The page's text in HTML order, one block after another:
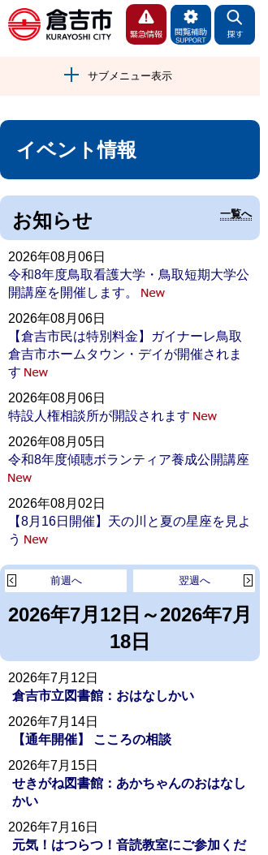
サブメニュー表示
イベント情報
お知らせ 一覧へ
2026年08月06日
令和8年度鳥取看護大学・鳥取短期大学公
開講座を開催します。
2026年08月06日
【倉吉市民は特別料金】ガイナーレ鳥取
倉吉市ホームタウン・デイが開催されま
す
2026年08月06日
特設人権相談所が開設されます
2026年08月05日
令和8年度傾聴ボランティア養成公開講座
2026年08月02日
【8月16日開催】天の川と夏の星座を見よ
う
2026年7月12日～2026年7月
18日
翌週へ
前週へ
2026年7月12日
倉吉市立図書館：おはなしかい
2026年7月14日
【通年開催】 こころの相談
2026年7月15日
せきがね図書館：あかちゃんのおはなし
かい
2026年7月16日
元気！はつらつ！音読教室にご参加くだ